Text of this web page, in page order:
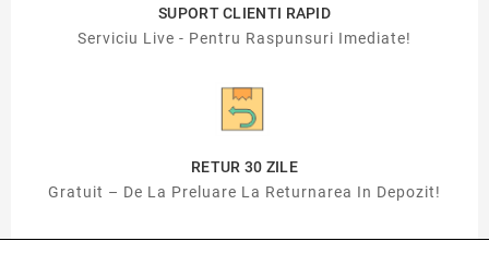
SUPORT CLIENTI RAPID
Serviciu Live - Pentru Raspunsuri Imediate!
RETUR 30 ZILE
Gratuit – De La Preluare La Returnarea In Depozit!